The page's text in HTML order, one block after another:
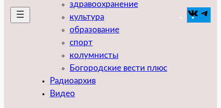
здравоохранение
культура
образование
спорт
колумнисты
Богородские вести плюс
Радиоархив
Видео
VK